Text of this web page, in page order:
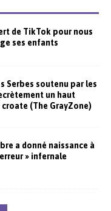
de TikTok pour nous
ses enfants
Serbes soutenu par les
un haut
(The GrayZone)
a donné naissance à
» infernale